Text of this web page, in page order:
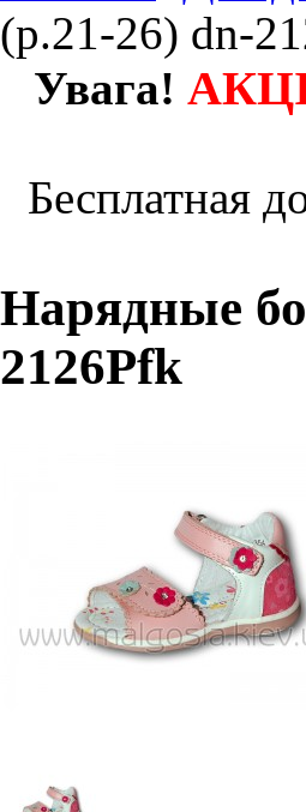
(р.21-26) dn-
Увага!
Бесплатная
Нарядные
2126Pfk